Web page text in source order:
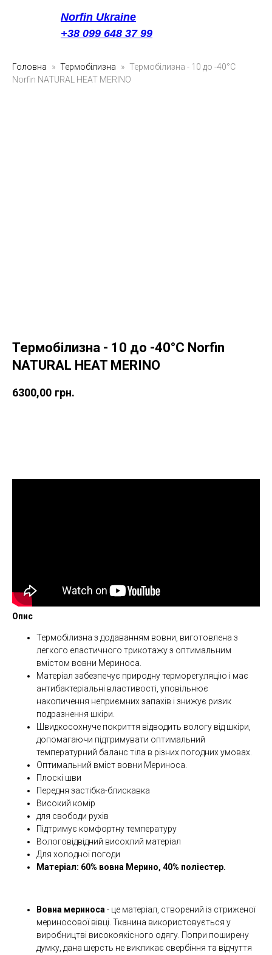
Norfin Ukraine
+38 099 648 37 99
Головна Термобілизна
Термобілизна - 10 до -40°C
Norfin NATURAL HEAT MERINO
Термобілизна - 10 до -40°C Norfin
NATURAL HEAT MERINO
6300,00 грн.
Опис
Термобілизна з додаванням вовни, виготовлена ​​з
легкого еластичного трикотажу з оптимальним
вмістом вовни Мериноса.
Матеріал забезпечує природну терморегуляцію і має
антибактеріальні властивості, уповільнює
накопичення неприємних запахів і знижує ризик
подразнення шкіри.
Швидкосохнуче покриття відводить вологу від шкіри,
допомагаючи підтримувати оптимальний
температурний баланс тіла в різних погодних умовах.
Оптимальний вміст вовни Мериноса.
Плоскі шви
Передня застібка-блискавка
Високий комір
для свободи рухів
Підтримує комфортну температуру
Вологовідвідний висохлий матеріал
Для холодної погоди
Матеріал: 60% вовна Мерино, 40% поліестер.
Вовна мериноса- це матеріал, створений із стриженої
мериносової вівці. Тканина використовується у
виробництві високоякісного одягу. Попри поширену
думку, дана шерсть не викликає свербіння та відчуття